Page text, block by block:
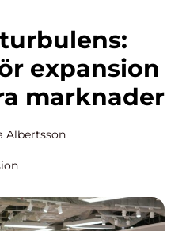
expansion
marknader
Albertsson